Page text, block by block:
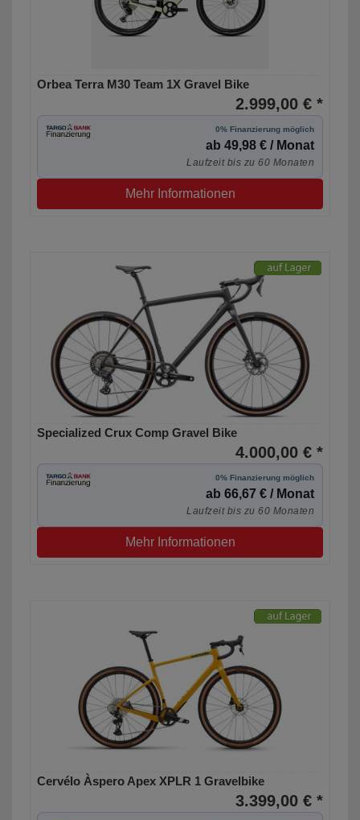
Orbea Terra M30 Team 1X Gravel Bike
2.999,00 € *
0% Finanzierung möglich
ab 49,98 € / Monat
Laufzeit bis zu 60 Monaten
Mehr Informationen
Specialized Crux Comp Gravel Bike
4.000,00 € *
0% Finanzierung möglich
ab 66,67 € / Monat
Laufzeit bis zu 60 Monaten
Mehr Informationen
Cervélo Àspero Apex XPLR 1 Gravelbike
3.399,00 € *